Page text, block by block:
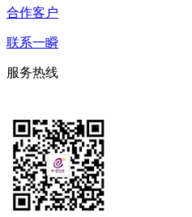
合作客户
联系一瞬
服务热线